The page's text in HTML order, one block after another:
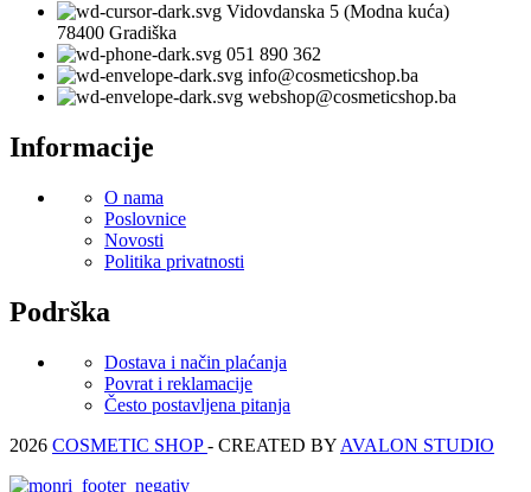
Vidovdanska 5 (Modna kuća)
78400 Gradiška
051 890 362
info@cosmeticshop.ba
webshop@cosmeticshop.ba
Informacije
O nama
Poslovnice
Novosti
Politika privatnosti
Podrška
Dostava i način plaćanja
Povrat i reklamacije
Često postavljena pitanja
2026 COSMETIC SHOP- CREATED BY AVALON STUDIO